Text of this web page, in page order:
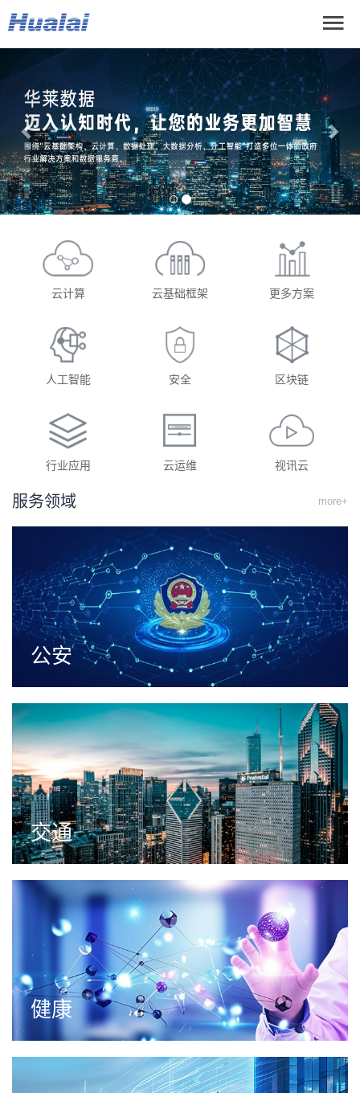
Previous
云计算 云基础框架 更多方案
人工智能 安全 区块链
行业应用 云运维 视讯云
服务领域 more+
公安
交通
健康